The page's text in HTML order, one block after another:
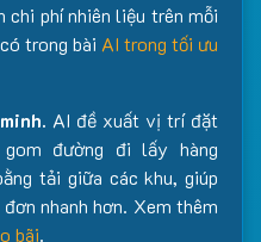
chi phí nhiên liệu trên mỗi
trong bài AI trong tối ưu
AI đề xuất vị trí đặt
đường đi lấy hàng
tải giữa các khu, giúp
nhanh hơn. Xem thêm
bãi.